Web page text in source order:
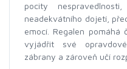
pocity
neadekvátního dojetí,
emocí. Regalen
vyjádřit své
zábrany a zároveň učí